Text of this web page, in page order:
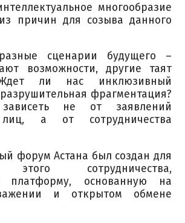
многообразие
причин для созыва данного
сценарии будущего –
возможности, другие таят
Ждет ли нас инклюзивный
фрагментация?
не от заявлений
лиц, а от сотрудничества
форум Астана был создан для
этого сотрудничества,
платформу, основанную на
и открытом обмене